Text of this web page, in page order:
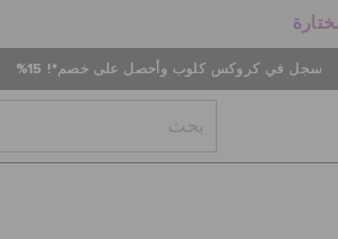
سجل في كروكس كلوب وأحصل على خصم*! 15%